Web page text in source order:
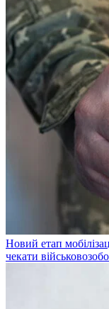
Новий етап
чекати